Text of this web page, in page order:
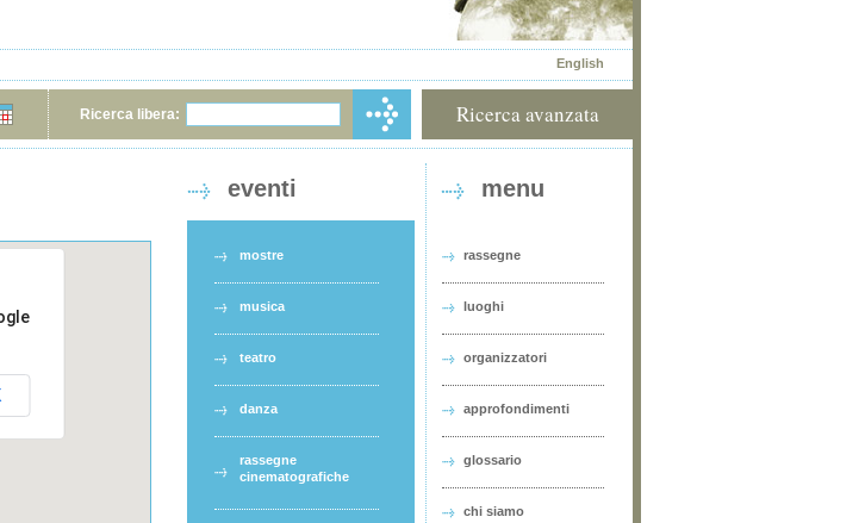
English
Ricerca libera: Ricerca avanzata
eventi
mostre
musica
teatro
danza
rassegne
cinematografiche
menu
rassegne
luoghi
organizzatori
approfondimenti
glossario
chi siamo